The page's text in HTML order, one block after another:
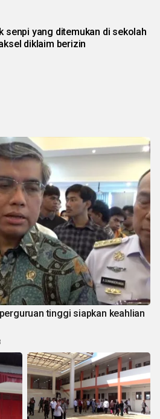
senpi yang ditemukan di sekolah
diklaim berizin
tinggi siapkan keahlian